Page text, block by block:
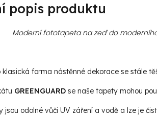
popis produktu
Moderní fototapeta na zeď do
forma nástěnné dekorace se stále
GREENGUARD se naše tapety mohou
jsou odolné vůči UV záření a vodě a lze je